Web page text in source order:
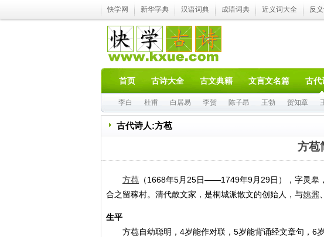
快学网 新华字典 汉语词典 成语词典 近义词大全 反
首页 古诗大全 古文典籍 文言文名篇 古代
李白 杜甫 白居易 李贺 陈子昂 王勃 贺知章
古代诗人:方苞
方苞
方苞 （1668年5月25日——1749年9月29日），字灵皋
合之留稼村。清代散文家，是桐城派散文的创始人，与姚鼐
生平
方苞自幼聪明，4岁能作对联，5岁能背诵经文章句，6